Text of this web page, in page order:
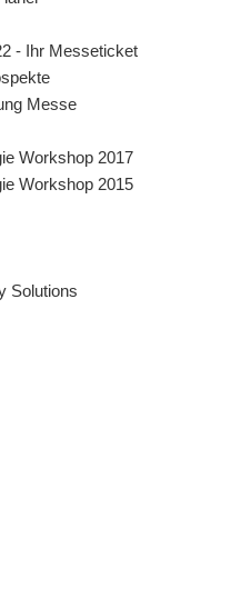
- Ihr Messeticket
Messe
Workshop 2017
Workshop 2015
Solutions